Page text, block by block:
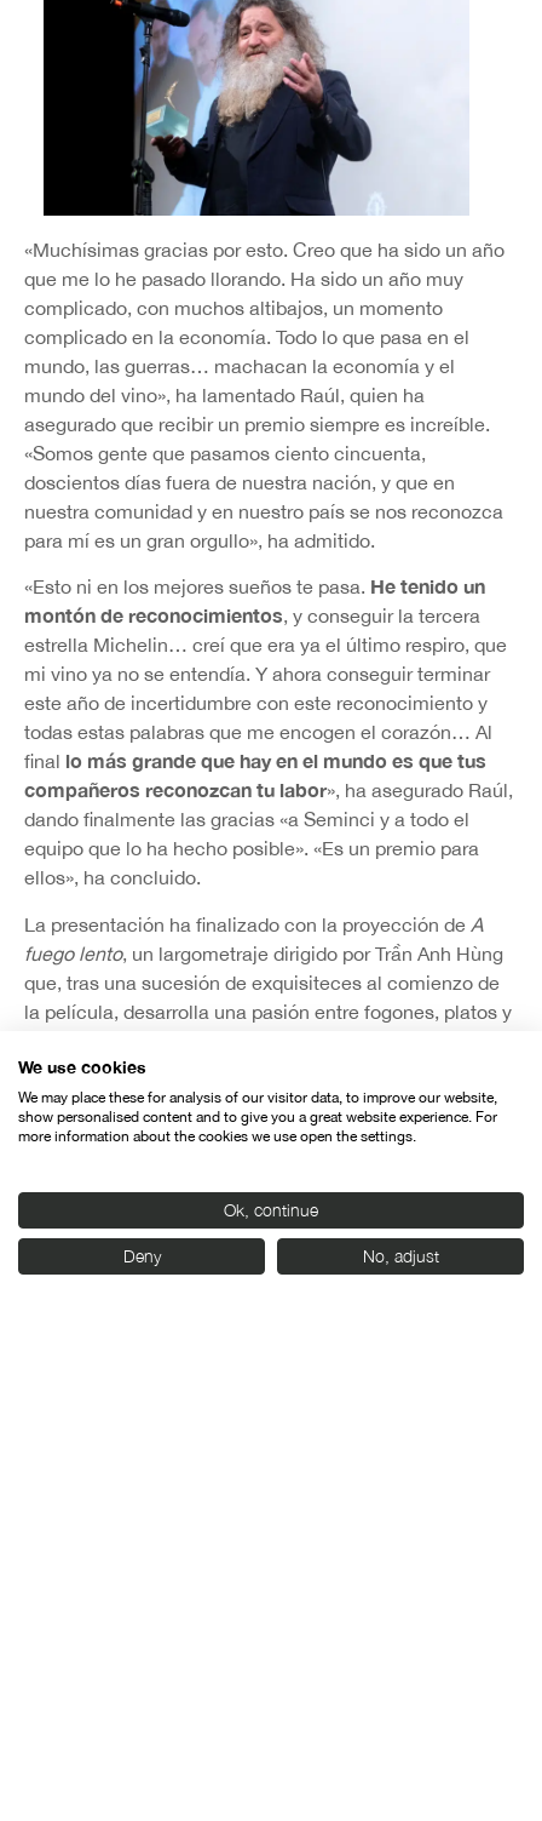
«Muchísimas gracias por esto. Creo que ha sido un año
que me lo he pasado llorando. Ha sido un año muy
complicado, con muchos altibajos, un momento
complicado en la economía. Todo lo que pasa en el
mundo, las guerras… machacan la economía y el
mundo del vino», ha lamentado Raúl, quien ha
asegurado que recibir un premio siempre es increíble.
«Somos gente que pasamos ciento cincuenta,
doscientos días fuera de nuestra nación, y que en
nuestra comunidad y en nuestro país se nos reconozca
para mí es un gran orgullo», ha admitido.
«Esto ni en los mejores sueños te pasa. He tenido un
montón de reconocimientos, y conseguir la tercera
estrella Michelin… creí que era ya el último respiro, que
mi vino ya no se entendía. Y ahora conseguir terminar
este año de incertidumbre con este reconocimiento y
todas estas palabras que me encogen el corazón… Al
final lo más grande que hay en el mundo es que tus
compañeros reconozcan tu labor», ha asegurado Raúl,
dando finalmente las gracias «a Seminci y a todo el
equipo que lo ha hecho posible». «Es un premio para
ellos», ha concluido.
La presentación ha finalizado con la proyección de A
fuego lento, un largometraje dirigido por Trần Anh Hùng
que, tras una sucesión de exquisiteces al comienzo de
la película, desarrolla una pasión entre fogones, platos y
propuesta sensorial que le valió el Premio a la Mejor
Dirección del Festival de Cannes.
We use cookies
We may place these for analysis of our visitor data, to improve our website,
show personalised content and to give you a great website experience. For
more information about the cookies we use open the settings.
Ok, continue
Deny No, adjust